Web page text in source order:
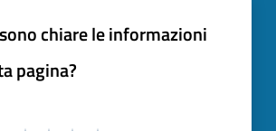
chiare le informazioni
pagina?